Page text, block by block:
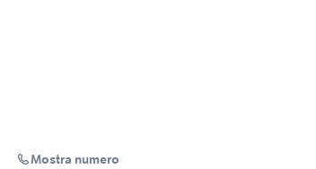
Mostra numero